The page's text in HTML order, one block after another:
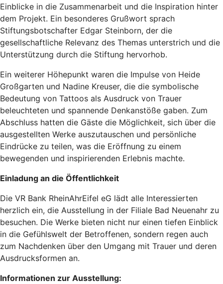
Einblicke in die Zusammenarbeit und die Inspiration hinter
dem Projekt. Ein besonderes Grußwort sprach
Stiftungsbotschafter Edgar Steinborn, der die
gesellschaftliche Relevanz des Themas unterstrich und die
Unterstützung durch die Stiftung hervorhob.
Ein weiterer Höhepunkt waren die Impulse von Heide
Großgarten und Nadine Kreuser, die die symbolische
Bedeutung von Tattoos als Ausdruck von Trauer
beleuchteten und spannende Denkanstöße gaben. Zum
Abschluss hatten die Gäste die Möglichkeit, sich über die
ausgestellten Werke auszutauschen und persönliche
Eindrücke zu teilen, was die Eröffnung zu einem
bewegenden und inspirierenden Erlebnis machte.
Einladung an die Öffentlichkeit
Die VR Bank RheinAhrEifel eG lädt alle Interessierten
herzlich ein, die Ausstellung in der Filiale Bad Neuenahr zu
besuchen. Die Werke bieten nicht nur einen tiefen Einblick
in die Gefühlswelt der Betroffenen, sondern regen auch
zum Nachdenken über den Umgang mit Trauer und deren
Ausdrucksformen an.
Informationen zur Ausstellung: